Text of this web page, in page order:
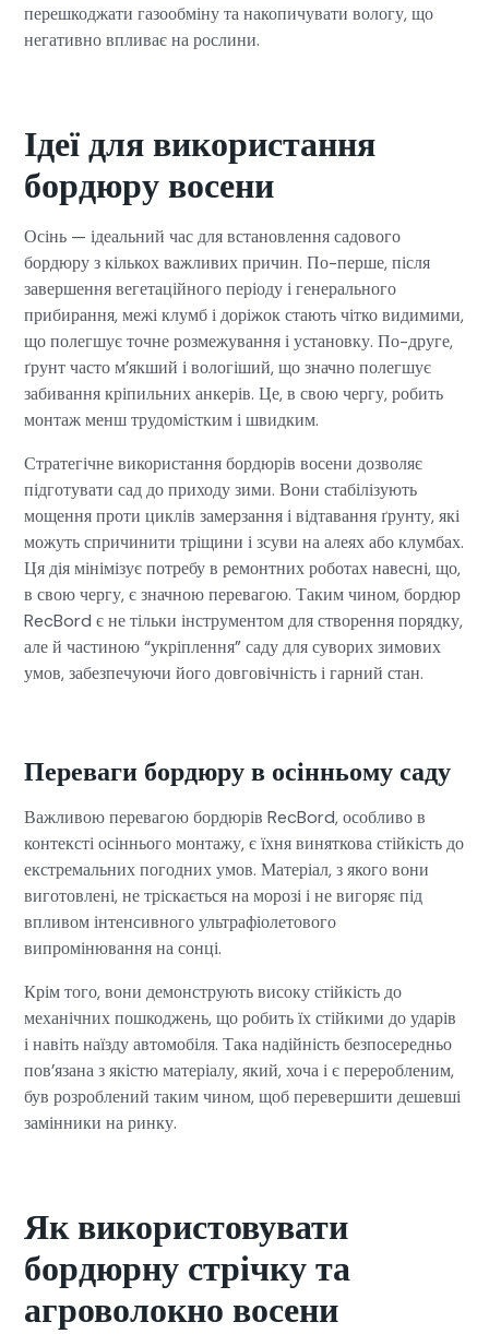
перешкоджати газообміну та накопичувати вологу, що
негативно впливає на рослини.
Ідеї для використання
бордюру восени
Осінь — ідеальний час для встановлення садового
бордюру з кількох важливих причин. По-перше, після
завершення вегетаційного періоду і генерального
прибирання, межі клумб і доріжок стають чітко видимими,
що полегшує точне розмежування і установку. По-друге,
ґрунт часто м’якший і вологіший, що значно полегшує
забивання кріпильних анкерів. Це, в свою чергу, робить
монтаж менш трудомістким і швидким.
Стратегічне використання бордюрів восени дозволяє
підготувати сад до приходу зими. Вони стабілізують
мощення проти циклів замерзання і відтавання ґрунту, які
можуть спричинити тріщини і зсуви на алеях або клумбах.
Ця дія мінімізує потребу в ремонтних роботах навесні, що,
в свою чергу, є значною перевагою. Таким чином, бордюр
RecBord є не тільки інструментом для створення порядку,
але й частиною “укріплення” саду для суворих зимових
умов, забезпечуючи його довговічність і гарний стан.
Переваги бордюру в осінньому саду
Важливою перевагою бордюрів RecBord, особливо в
контексті осіннього монтажу, є їхня виняткова стійкість до
екстремальних погодних умов. Матеріал, з якого вони
виготовлені, не тріскається на морозі і не вигоряє під
впливом інтенсивного ультрафіолетового
випромінювання на сонці.
Крім того, вони демонструють високу стійкість до
механічних пошкоджень, що робить їх стійкими до ударів
і навіть наїзду автомобіля. Така надійність безпосередньо
пов’язана з якістю матеріалу, який, хоча і є переробленим,
був розроблений таким чином, щоб перевершити дешевші
замінники на ринку.
Як використовувати
бордюрну стрічку та
агроволокно восени